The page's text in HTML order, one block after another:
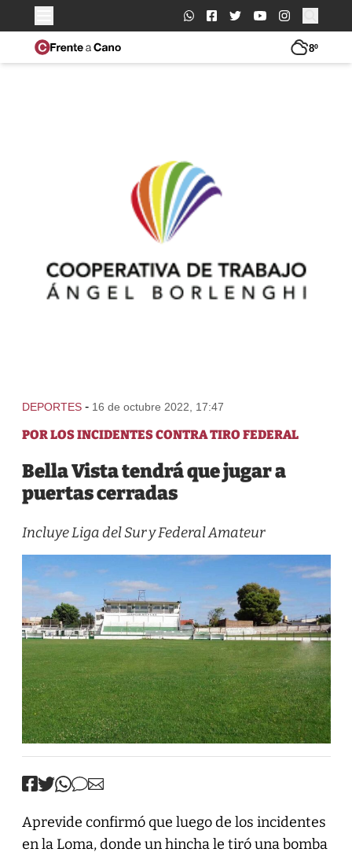
Buscar:
8º
DEPORTES - 16 de octubre 2022, 17:47
POR LOS INCIDENTES CONTRA TIRO FEDERAL
Bella Vista tendrá que jugar a
puertas cerradas
Incluye Liga del Sur y Federal Amateur
Aprevide confirmó que luego de los incidentes
en la Loma, donde un hincha le tiró una bomba